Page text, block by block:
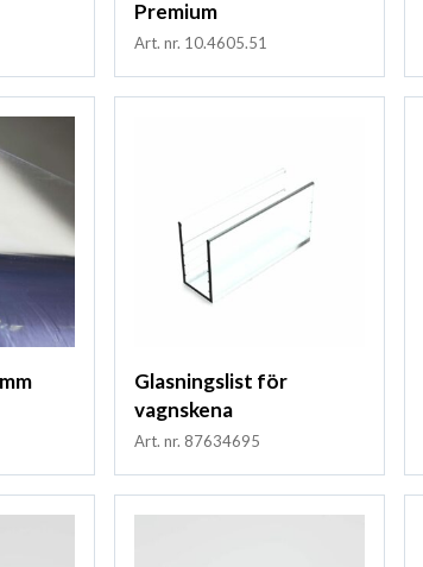
Premium
Art. nr. 10.4605.51
Glasningslist för
vagnskena
Art. nr. 87634695